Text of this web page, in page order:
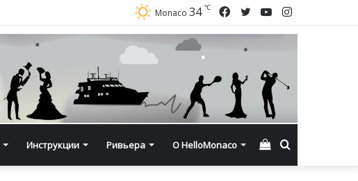
Instagram
YouTube
Twitter
Facebook
Monaco 34 ℃
Инструкции Ривьера О HelloMonaco Смотреть